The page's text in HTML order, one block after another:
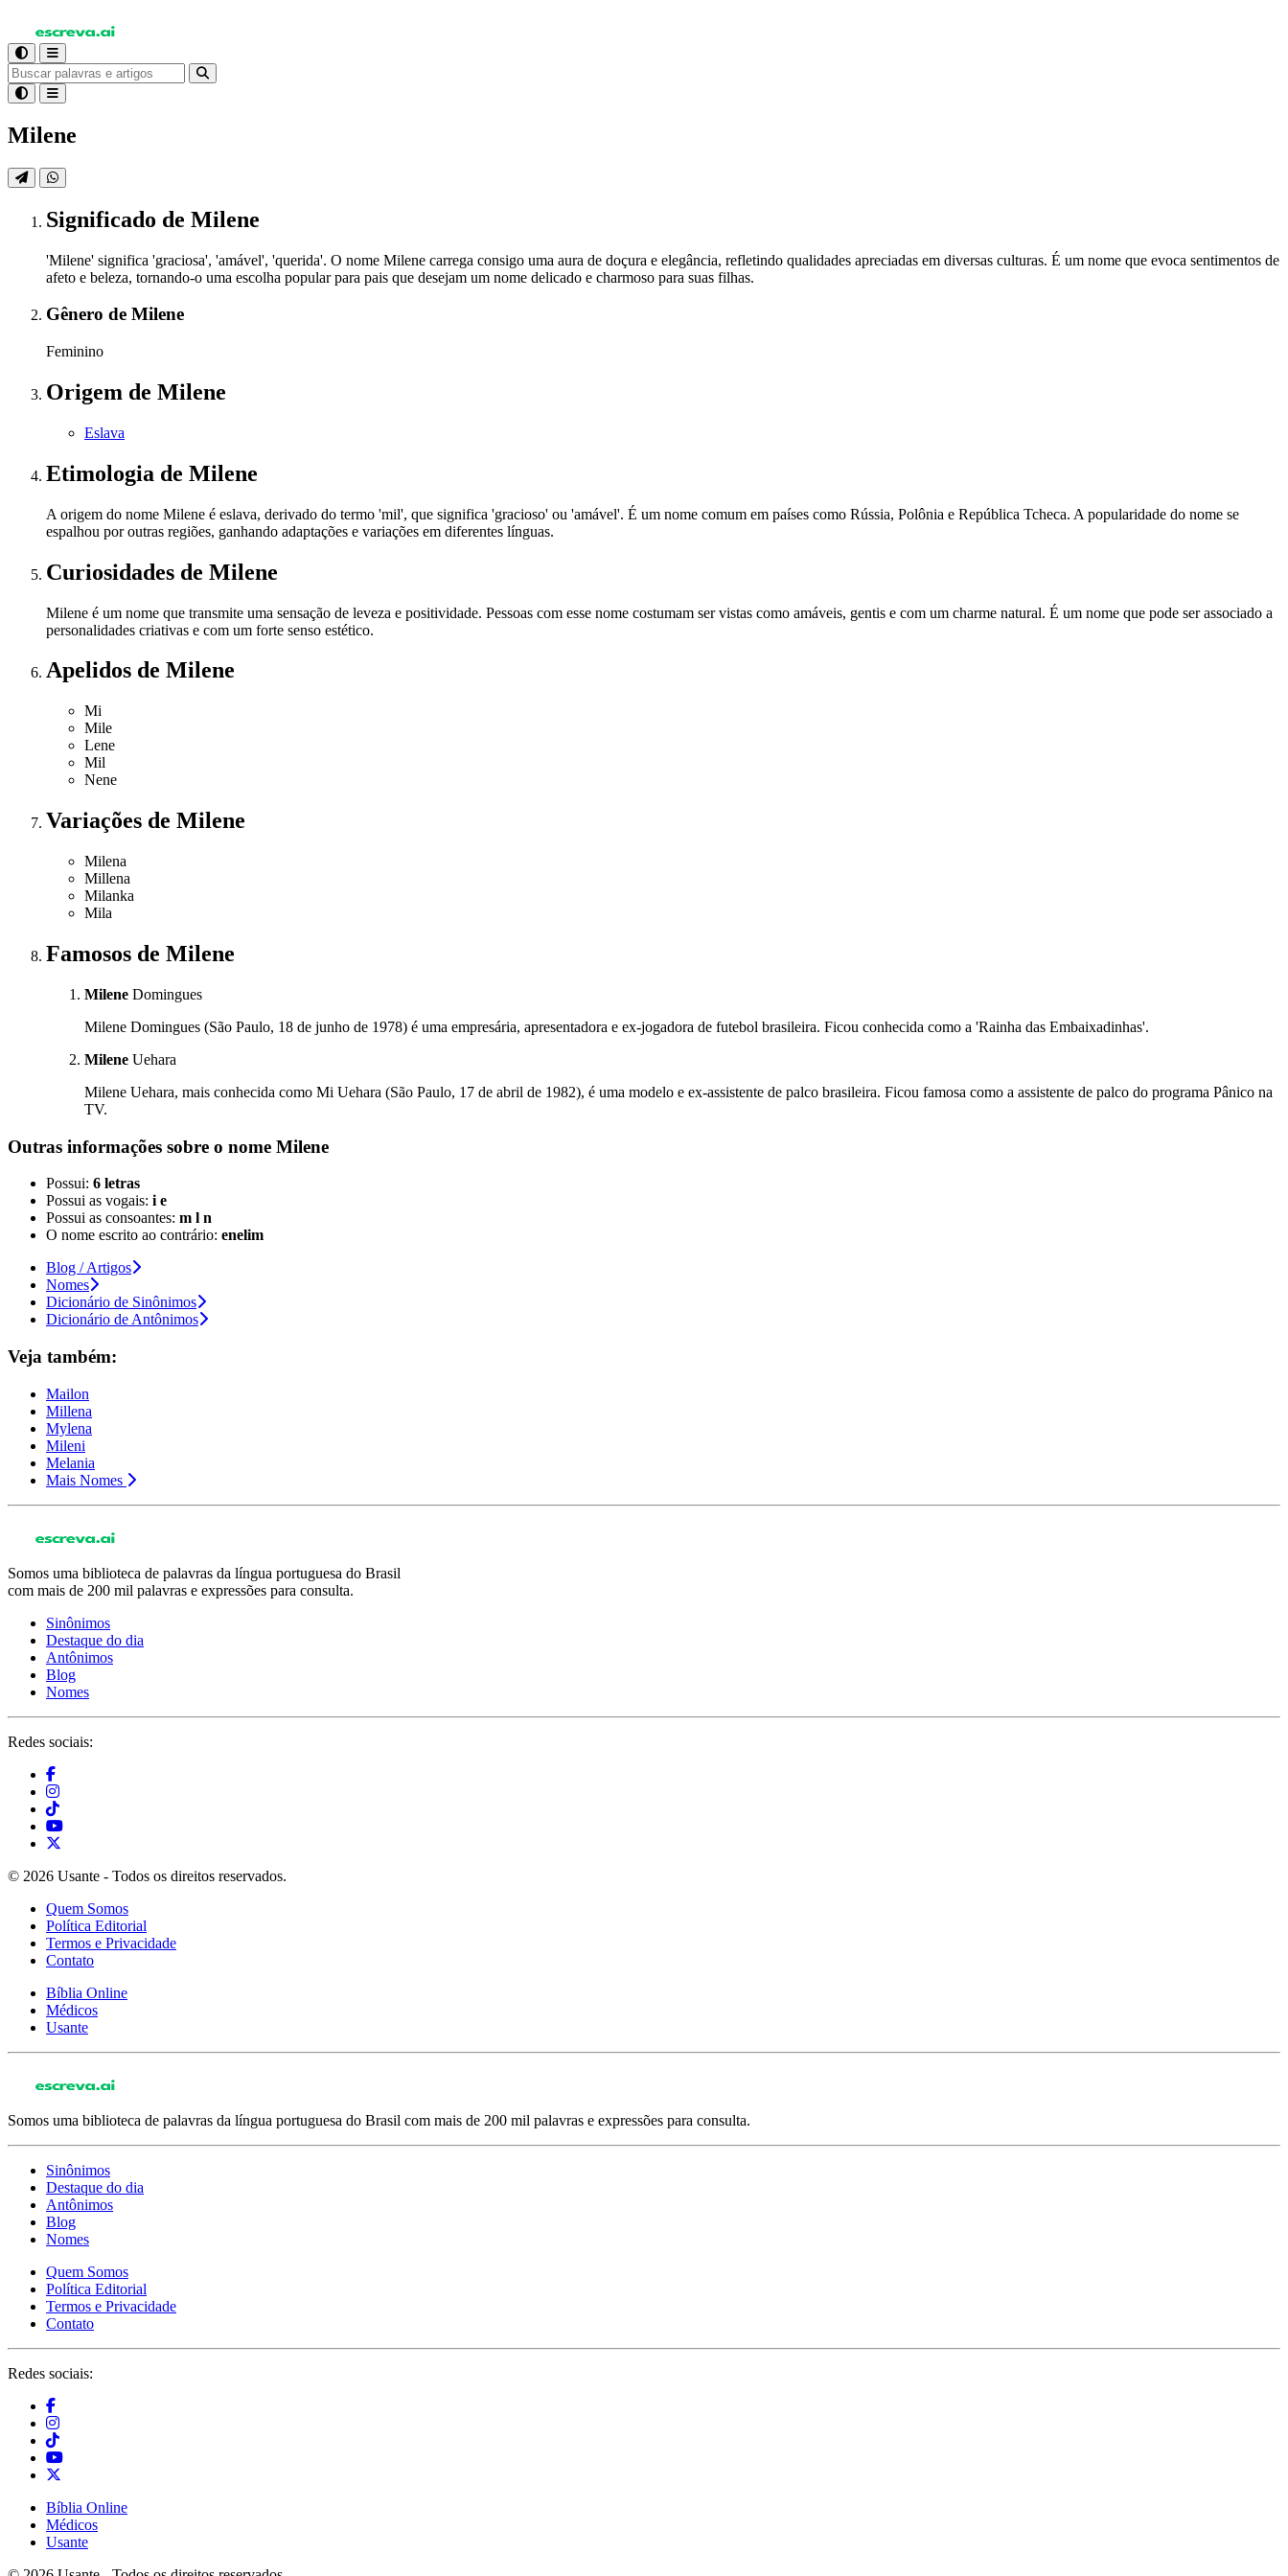
Milene
Significado de Milene
'Milene' significa 'graciosa', 'amável', 'querida'. O nome Milene carrega consigo uma aura de doçura e elegância, refletindo qualidades apreciadas em diversas culturas. É um nome que evoca sentimentos de
afeto e beleza, tornando-o uma escolha popular para pais que desejam um nome delicado e charmoso para suas filhas.
Gênero de Milene
Feminino
Origem de Milene
Eslava
Etimologia de Milene
A origem do nome Milene é eslava, derivado do termo 'mil', que significa 'gracioso' ou 'amável'. É um nome comum em países como Rússia, Polônia e República Tcheca. A popularidade do nome se
espalhou por outras regiões, ganhando adaptações e variações em diferentes línguas.
Curiosidades de Milene
Milene é um nome que transmite uma sensação de leveza e positividade. Pessoas com esse nome costumam ser vistas como amáveis, gentis e com um charme natural. É um nome que pode ser associado a
personalidades criativas e com um forte senso estético.
Apelidos de Milene
Mi
Mile
Lene
Mil
Nene
Variações de Milene
Milena
Millena
Milanka
Mila
Famosos de Milene
Milene Domingues
Milene Domingues (São Paulo, 18 de junho de 1978) é uma empresária, apresentadora e ex-jogadora de futebol brasileira. Ficou conhecida como a 'Rainha das Embaixadinhas'.
Milene Uehara
Milene Uehara, mais conhecida como Mi Uehara (São Paulo, 17 de abril de 1982), é uma modelo e ex-assistente de palco brasileira. Ficou famosa como a assistente de palco do programa Pânico na
TV.
Outras informações sobre o nome Milene
Possui: 6 letras
Possui as vogais: i e
Possui as consoantes: m l n
O nome escrito ao contrário: enelim
Blog / Artigos
Nomes
Dicionário de Sinônimos
Dicionário de Antônimos
Veja também:
Mailon
Millena
Mylena
Mileni
Melania
Mais Nomes
Somos uma biblioteca de palavras da língua portuguesa do Brasil
com mais de 200 mil palavras e expressões para consulta.
Sinônimos
Destaque do dia
Antônimos
Blog
Nomes
Redes sociais:
© 2026 Usante - Todos os direitos reservados.
Quem Somos
Política Editorial
Termos e Privacidade
Contato
Bíblia Online
Médicos
Usante
Somos uma biblioteca de palavras da língua portuguesa do Brasil com mais de 200 mil palavras e expressões para consulta.
Sinônimos
Destaque do dia
Antônimos
Blog
Nomes
Quem Somos
Política Editorial
Termos e Privacidade
Contato
Redes sociais:
Bíblia Online
Médicos
Usante